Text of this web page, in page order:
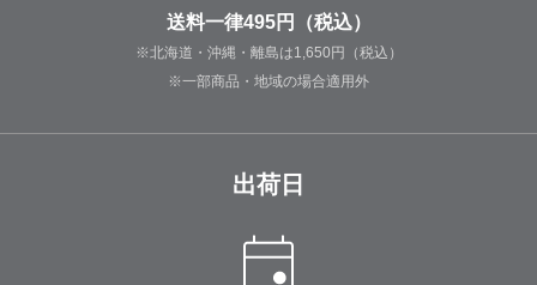
送料一律495円（税込）
※北海道・沖縄・離島は1,650円（税込）
※一部商品・地域の場合適用外
出荷日